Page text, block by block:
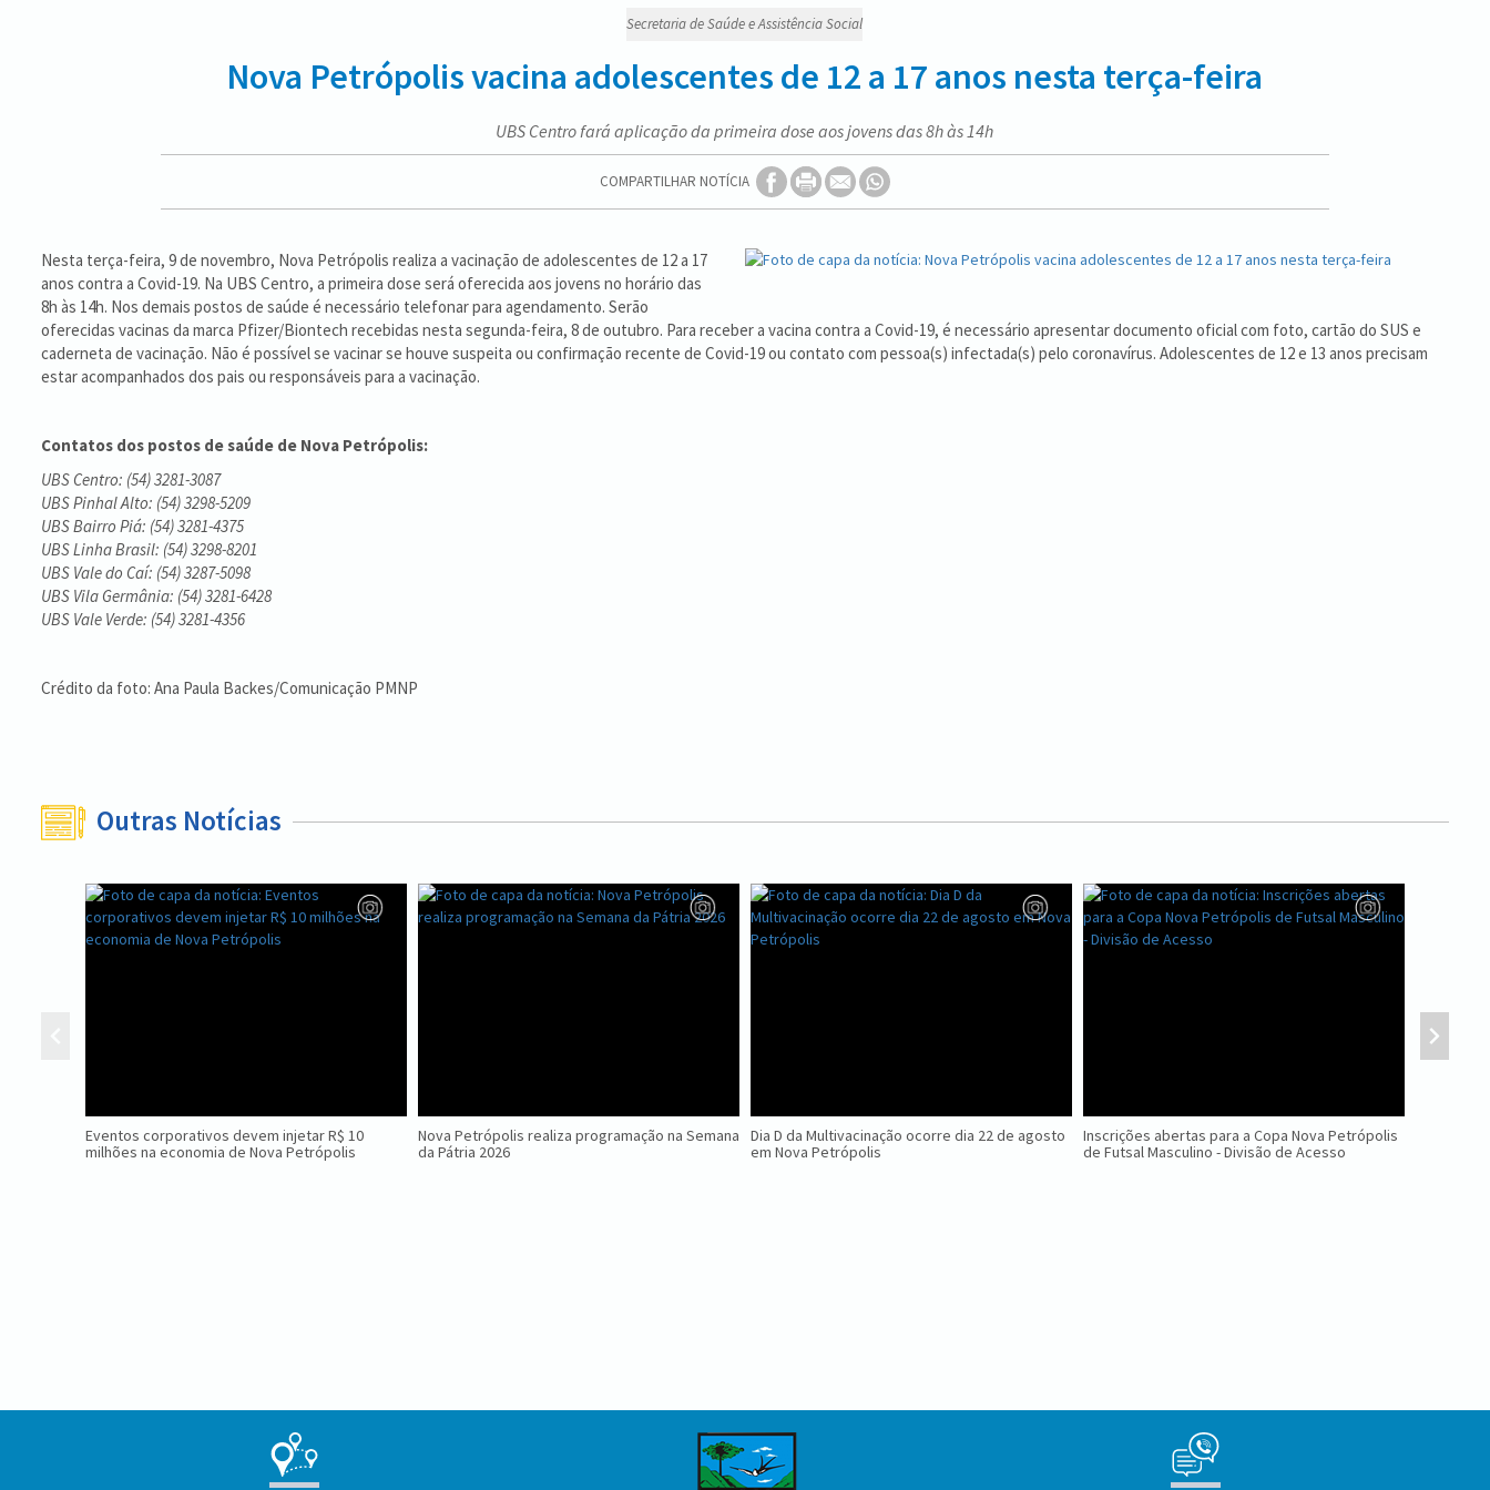
Secretaria de Saúde e Assistência Social
Nova Petrópolis vacina adolescentes de 12 a 17 anos nesta terça-feira
UBS Centro fará aplicação da primeira dose aos jovens das 8h às 14h
COMPARTILHAR NOTÍCIA
Nesta terça-feira, 9 de novembro, Nova Petrópolis realiza a vacinação de adolescentes de 12 a 17
anos contra a Covid-19. Na UBS Centro, a primeira dose será oferecida aos jovens no horário das
8h às 14h. Nos demais postos de saúde é necessário telefonar para agendamento. Serão
oferecidas vacinas da marca Pfizer/Biontech recebidas nesta segunda-feira, 8 de outubro. Para receber a vacina contra a Covid-19, é necessário apresentar documento oficial com foto, cartão do SUS e
caderneta de vacinação. Não é possível se vacinar se houve suspeita ou confirmação recente de Covid-19 ou contato com pessoa(s) infectada(s) pelo coronavírus. Adolescentes de 12 e 13 anos precisam
estar acompanhados dos pais ou responsáveis para a vacinação.
Contatos dos postos de saúde de Nova Petrópolis:
UBS Centro: (54) 3281-3087
UBS Pinhal Alto: (54) 3298-5209
UBS Bairro Piá: (54) 3281-4375
UBS Linha Brasil: (54) 3298-8201
UBS Vale do Caí: (54) 3287-5098
UBS Vila Germânia: (54) 3281-6428
UBS Vale Verde: (54) 3281-4356
Crédito da foto: Ana Paula Backes/Comunicação PMNP
Outras Notícias
Eventos corporativos devem injetar R$ 10
milhões na economia de Nova Petrópolis
Nova Petrópolis realiza programação na Semana
da Pátria 2026
Dia D da Multivacinação ocorre dia 22 de agosto
em Nova Petrópolis
Inscrições abertas para a Copa Nova Petrópolis
de Futsal Masculino - Divisão de Acesso